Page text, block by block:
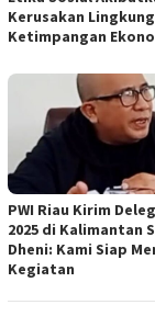
Kerusakan
Ketimpangan
PWI Riau Kirim
2025 di Kalimantan
Dheni: Kami Siap
Kegiatan